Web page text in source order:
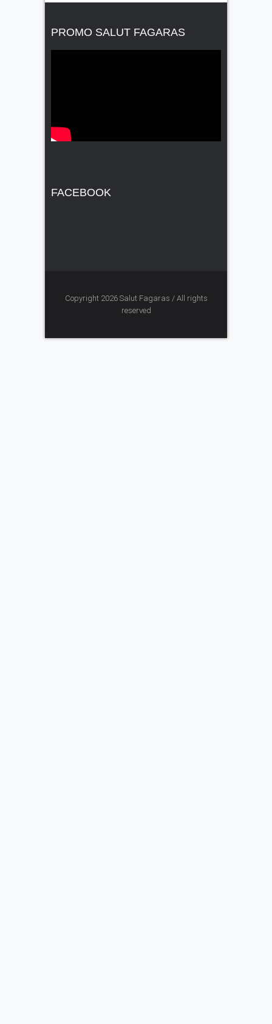
PROMO SALUT FAGARAS
FACEBOOK
Copyright 2026 Salut Fagaras / All rights
reserved